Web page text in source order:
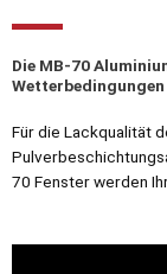
Die MB-70
Für die Lackqualität
70 Fenster werden